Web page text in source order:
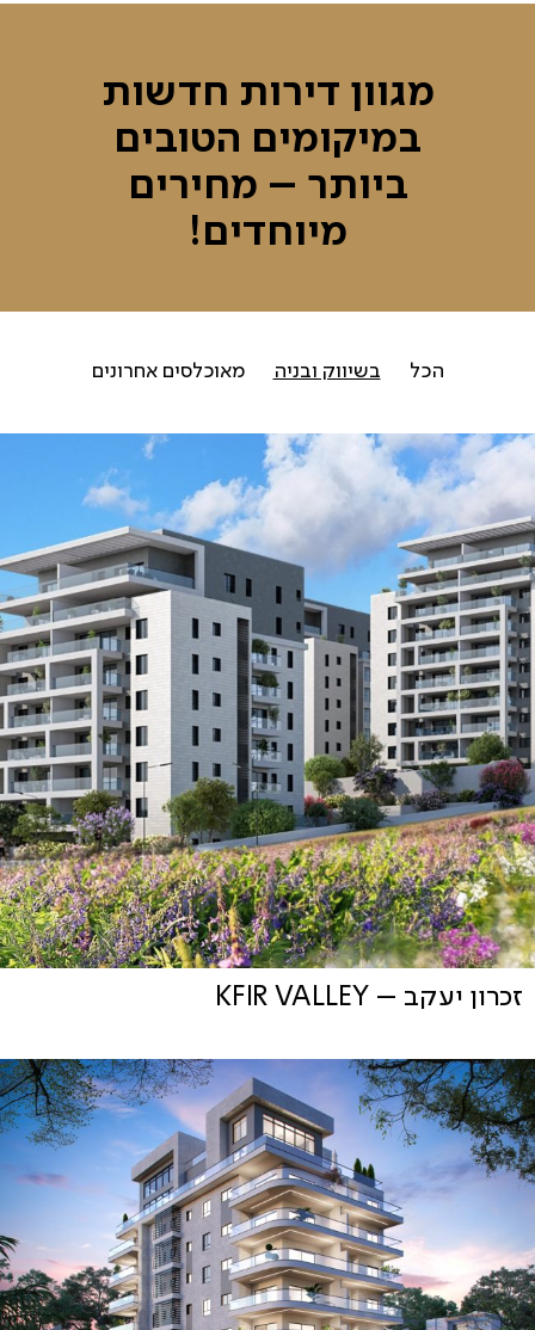
מגוון דירות חדשות
במיקומים הטובים
ביותר – מחירים
מיוחדים!
הכל בשיווק ובניה מאוכלסים אחרונים
זכרון יעקב – KFIR VALLEY